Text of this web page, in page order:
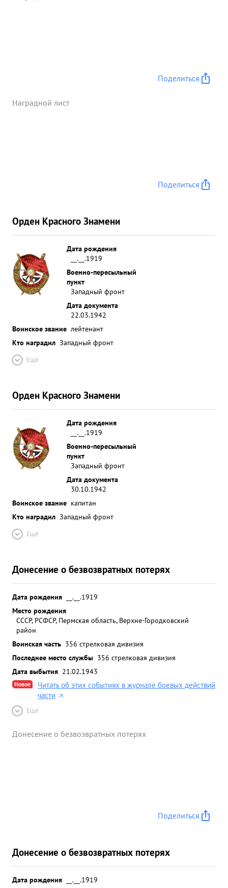
Поделиться
Наградной лист
Поделиться
Орден Красного Знамени
Дата рождения
__.__.1919
Военно-пересыльный
пункт
Западный фронт
Дата документа
22.03.1942
Воинское звание лейтенант
Кто наградил Западный фронт
Ещё
Орден Красного Знамени
Дата рождения
__.__.1919
Военно-пересыльный
пункт
Западный фронт
Дата документа
30.10.1942
Воинское звание капитан
Кто наградил Западный фронт
Ещё
Донесение о безвозвратных потерях
Дата рождения
__.__.1919
Место рождения
СССР, РСФСР, Пермская область, Верхне-Городковский
район
Воинская часть 356 стрелковая дивизия
Последнее место службы 356 стрелковая дивизия
Дата выбытия 21.02.1943
Новое
Читать об этих событиях в журнале боевых действий
части
Ещё
Донесение о безвозвратных потерях
Поделиться
Донесение о безвозвратных потерях
Дата рождения
__.__.1919